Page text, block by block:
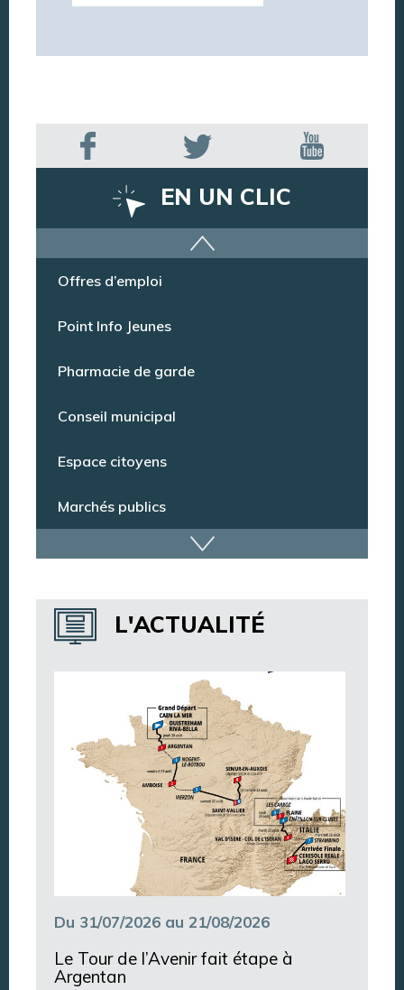
EN UN CLIC
Offres d’emploi
Point Info Jeunes
Pharmacie de garde
Conseil municipal
Espace citoyens
Marchés publics
Dispositif de vidéoprotection
Annuaire des services
Annuaire des associations
Argentan Aujourd’hui
L'ACTUALITÉ
Du 31/07/2026 au 21/08/2026
Le Tour de l’Avenir fait étape à
Argentan